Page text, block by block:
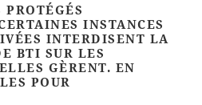
INSTANCES
INTERDISENT LA
BTI SUR LES
GÈRENT. EN
POUR